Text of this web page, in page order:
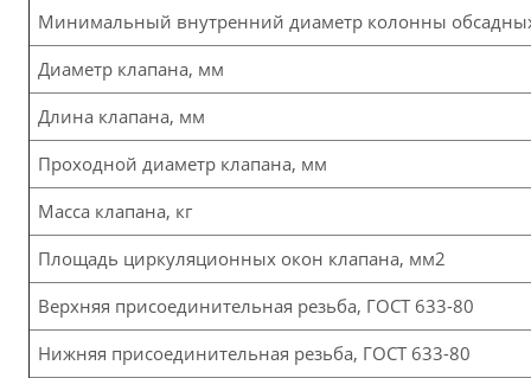
Минимальный внутренний диаметр колонны
Диаметр клапана, мм
Длина клапана, мм
Проходной диаметр клапана, мм
Масса клапана, кг
Площадь циркуляционных окон клапана, мм2
Верхняя присоединительная резьба, ГОСТ 633-80
Нижняя присоединительная резьба, ГОСТ 633-80